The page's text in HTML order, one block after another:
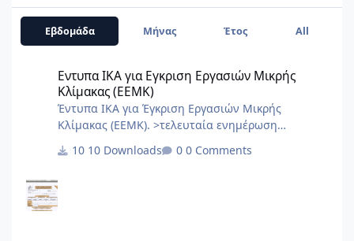
Εβδομάδα Μήνας Έτος All
Εντυπα ΙΚΑ για Εγκριση Εργασιών Μικρής
Κλίμακας (ΕΕΜΚ)
Έντυπα ΙΚΑ για Έγκριση Εργασιών Μικρής
Κλίμακας (ΕΕΜΚ). >τελευταία ενημέρωση
2.3.Εξουσιοδότηση αίτησης – δήλωσης
10 Downloads 0 Comments